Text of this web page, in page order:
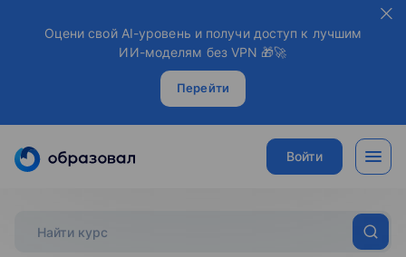
Оцени свой AI-уровень и получи доступ к лучшим
ИИ-моделям без VPN 🎁🚀
Перейти
Войти